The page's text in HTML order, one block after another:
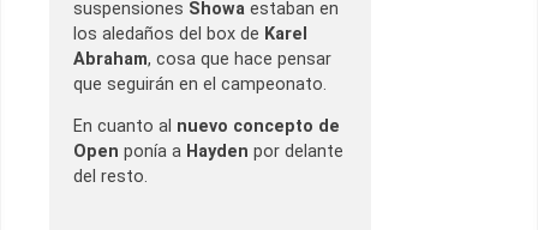
suspensiones Showa estaban en
los aledaños del box de Karel
Abraham, cosa que hace pensar
que seguirán en el campeonato.
En cuanto al nuevo concepto de
Open ponía a Hayden por delante
del resto.